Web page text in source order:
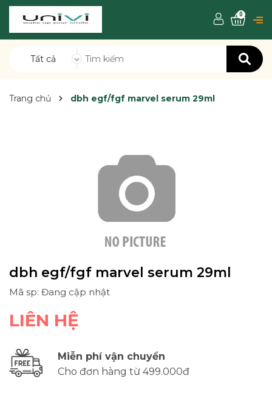
Tất cả
0
Trang chủ dbh egf/fgf marvel serum 29ml
dbh egf/fgf marvel serum 29ml
Mã sp: Đang cập nhật
LIÊN HỆ
Miễn phí vận chuyển
Cho đơn hàng từ 499.000đ